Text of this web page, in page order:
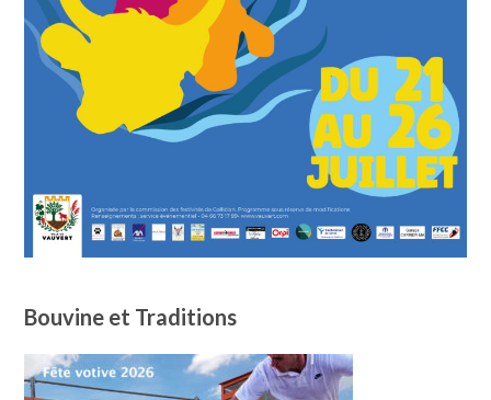
Bouvine et Traditions